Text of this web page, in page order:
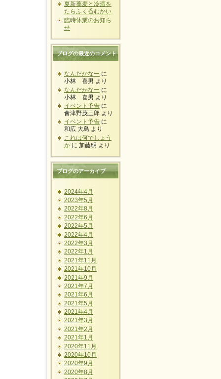
夏新蕎麦と冷酒を
たらふく呑むかい
臨時休業のお知ら
せ
ブログの最近のコメント
なんだかなー に
小林 喜男 より
なんだかなー に
小林 喜男 より
イベント予告 に
會津野茂三郎 より
イベント予告 に
和広 大島 より
これは何でしょう
か に 加藤明 より
ブログのアーカイブ
2024年4月
2023年5月
2022年8月
2022年6月
2022年5月
2022年4月
2022年3月
2022年1月
2021年11月
2021年10月
2021年9月
2021年7月
2021年6月
2021年5月
2021年4月
2021年3月
2021年2月
2021年1月
2020年11月
2020年10月
2020年9月
2020年8月